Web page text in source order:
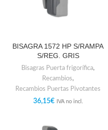
BISAGRA 1572 HP S/RAMPA
S/REG. GRIS
Bisagras Puerta frigorífica,
Recambios,
Recambios Puertas Pivotantes
36,15€ IVA no incl.